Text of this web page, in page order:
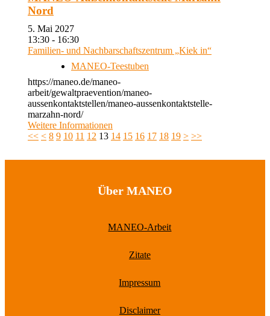
Nord
5. Mai 2027
13:30 - 16:30
Familien- und Nachbarschaftszentrum „Kiek in“
MANEO-Teestuben
https://maneo.de/maneo-
arbeit/gewaltpraevention/maneo-
aussenkontaktstellen/maneo-aussenkontaktstelle-
marzahn-nord/
Weitere Informationen
<< < 8 9 10 11 12 13 14 15 16 17 18 19 > >>
Über MANEO
MANEO-Arbeit
Zitate
Impressum
Disclaimer